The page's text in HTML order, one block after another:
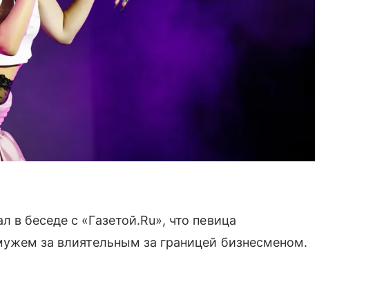
беседе с «Газетой.Ru», что певица
за влиятельным за границей бизнесменом.